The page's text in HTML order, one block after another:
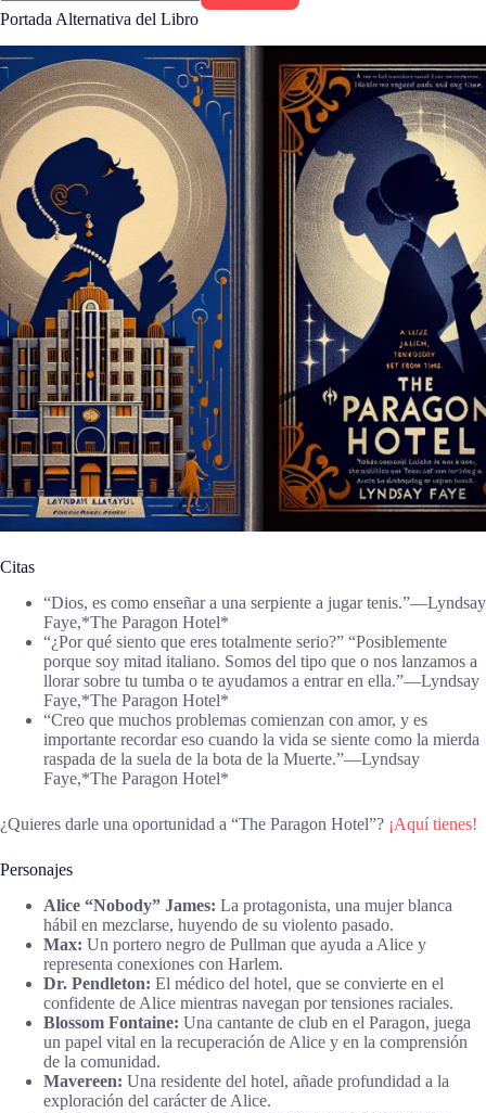
Portada Alternativa del Libro
Citas
“Dios, es como enseñar a una serpiente a jugar tenis.”―Lyndsay
Faye,*The Paragon Hotel*
“¿Por qué siento que eres totalmente serio?” “Posiblemente
porque soy mitad italiano. Somos del tipo que o nos lanzamos a
llorar sobre tu tumba o te ayudamos a entrar en ella.”―Lyndsay
Faye,*The Paragon Hotel*
“Creo que muchos problemas comienzan con amor, y es
importante recordar eso cuando la vida se siente como la mierda
raspada de la suela de la bota de la Muerte.”―Lyndsay
Faye,*The Paragon Hotel*
¿Quieres darle una oportunidad a “The Paragon Hotel”? ¡Aquí tienes!
Personajes
Alice “Nobody” James: La protagonista, una mujer blanca
hábil en mezclarse, huyendo de su violento pasado.
Max: Un portero negro de Pullman que ayuda a Alice y
representa conexiones con Harlem.
Dr. Pendleton: El médico del hotel, que se convierte en el
confidente de Alice mientras navegan por tensiones raciales.
Blossom Fontaine: Una cantante de club en el Paragon, juega
un papel vital en la recuperación de Alice y en la comprensión
de la comunidad.
Mavereen: Una residente del hotel, añade profundidad a la
exploración del carácter de Alice.